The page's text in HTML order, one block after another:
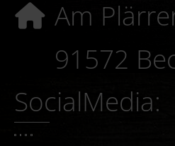
Am
91572
SocialMedia: